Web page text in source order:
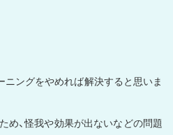
ニングをやめれば解決すると思いま
め、怪我や効果が出ないなどの問題